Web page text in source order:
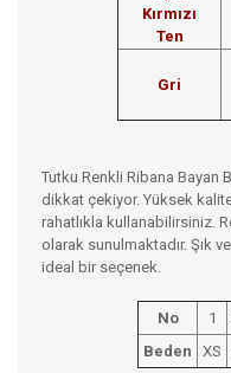
Kırmızı
Ten
Gri
Tutku Renkli Ribana Bayan
dikkat çekiyor. Yüksek
rahatlıkla kullanabilirsiniz.
olarak sunulmaktadır. Şık
ideal bir seçenek.
No 1
Beden
XS